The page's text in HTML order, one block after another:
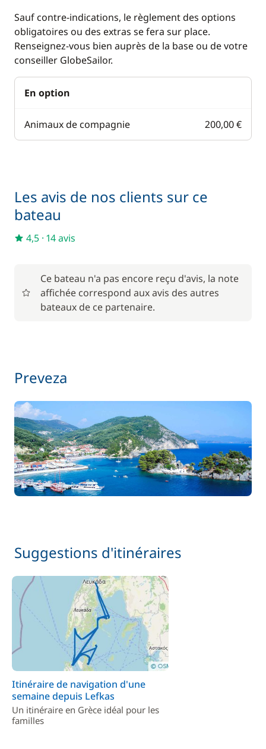
Sauf contre-indications, le règlement des options
obligatoires ou des extras se fera sur place.
Renseignez-vous bien auprès de la base ou de votre
conseiller GlobeSailor.
En option
Animaux de compagnie 200,00 €
Les avis de nos clients sur ce
bateau
4,5 · 14 avis
Ce bateau n'a pas encore reçu d'avis, la note
affichée correspond aux avis des autres
bateaux de ce partenaire.
Preveza
Suggestions d'itinéraires
Itinéraire de navigation d'une
semaine depuis Lefkas
Un itinéraire en Grèce idéal pour les
familles